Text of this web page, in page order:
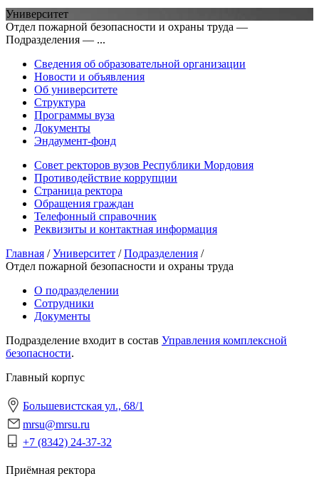
Университет
Отдел пожарной безопасности и охраны труда —
Подразделения — ...
Сведения об образовательной организации
Новости и объявления
Об университете
Структура
Программы вуза
Документы
Эндаумент-фонд
Совет ректоров вузов Республики Мордовия
Противодействие коррупции
Страница ректора
Обращения граждан
Телефонный справочник
Реквизиты и контактная информация
Главная /Университет /Подразделения /
Отдел пожарной безопасности и охраны труда
О подразделении
Сотрудники
Документы
Подразделение входит в состав Управления комплексной
безопасности.
Главный корпус
Большевистская ул., 68/1
mrsu@mrsu.ru
+7 (8342) 24-37-32
Приёмная ректора